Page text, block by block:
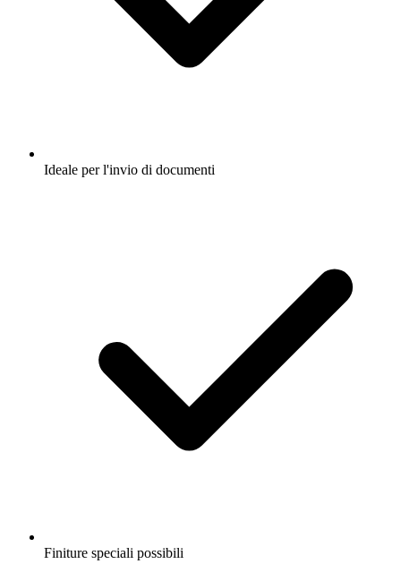
Ideale per l'invio di documenti
Finiture speciali possibili